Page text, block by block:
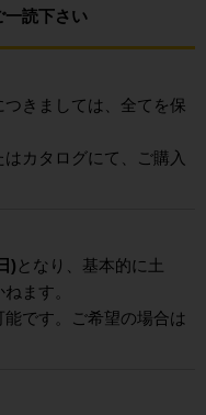
一読下さい
きましては、全てを保
カタログにて、ご購入
) となり、基本的に土
ます。
です。ご希望の場合は